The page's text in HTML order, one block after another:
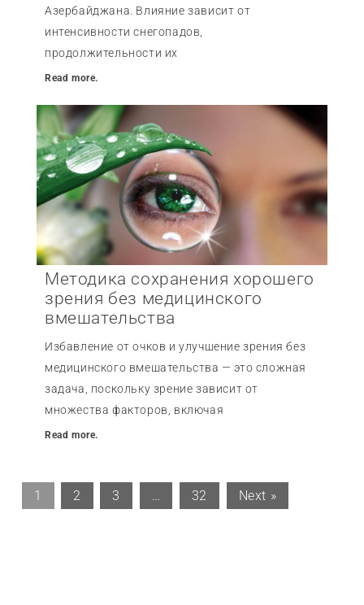
Азербайджана. Влияние зависит от
интенсивности снегопадов,
продолжительности их
Read more.
Методика сохранения хорошего
зрения без медицинского
вмешательства
Избавление от очков и улучшение зрения без
медицинского вмешательства — это сложная
задача, поскольку зрение зависит от
множества факторов, включая
Read more.
1 2 3 … 32 Next »